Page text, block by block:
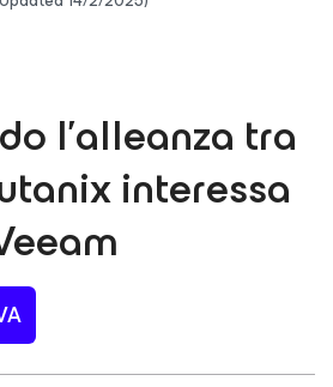
l’alleanza tra
interessa